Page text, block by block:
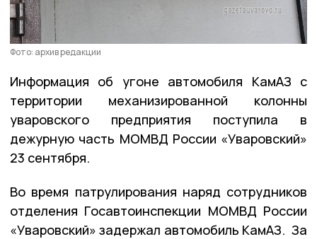
Фото: архив редакции
Информация об угоне автомобиля КамАЗ с
территории механизированной колонны
уваровского предприятия поступила в
дежурную часть МОМВД России «Уваровский»
23 сентября.
Во время патрулирования наряд сотрудников
отделения Госавтоинспекции МОМВД России
«Уваровский» задержал автомобиль КамАЗ. За